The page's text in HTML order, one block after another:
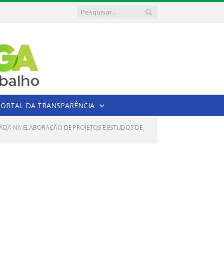
DA TRANSPARÊNCIA
NA ELABORAÇÃO DE PROJETOS E ESTUDOS DE